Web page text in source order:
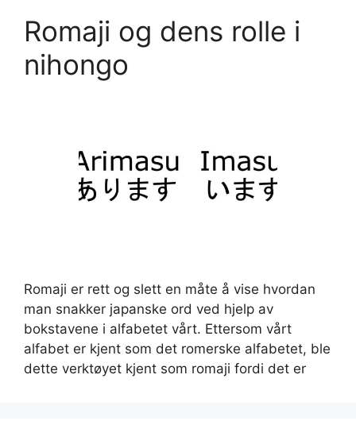
Romaji og dens rolle i
nihongo
Romaji er rett og slett en måte å vise hvordan
man snakker japanske ord ved hjelp av
bokstavene i alfabetet vårt. Ettersom vårt
alfabet er kjent som det romerske alfabetet, ble
dette verktøyet kjent som romaji fordi det er